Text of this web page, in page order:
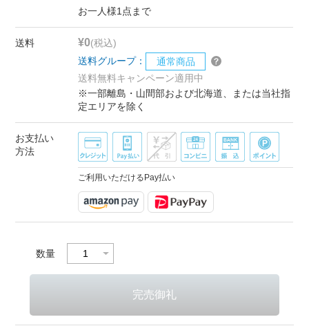
お一人様1点まで
送料 ¥0(税込)
送料グループ：
通常商品
送料無料キャンペーン適用中
※一部離島・山間部および北海道、または当社指
定エリアを除く
お支払い
方法
ご利用いただけるPay払い
数量